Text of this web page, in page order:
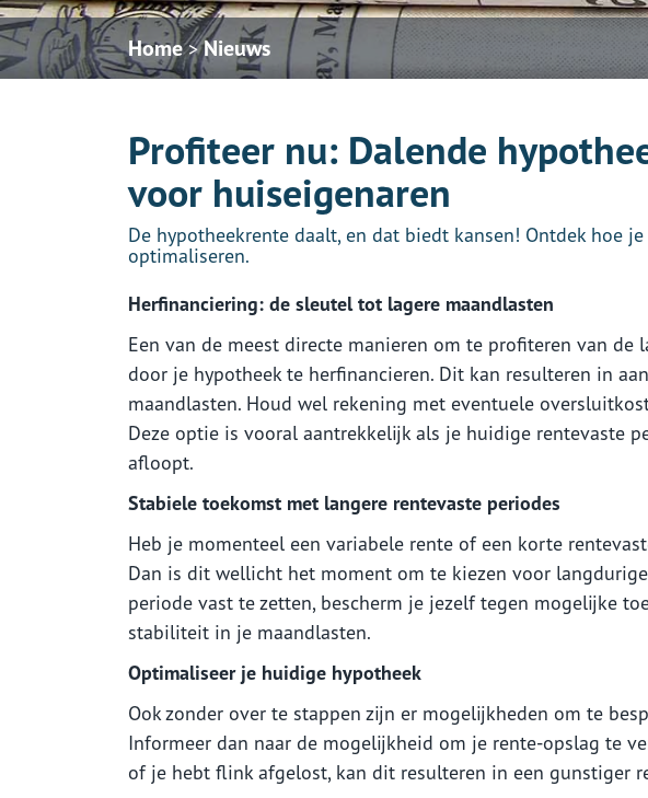
Home > Nieuws
Profiteer nu: Dalende
voor huiseigenaren
De hypotheekrente daalt, en dat biedt kansen! Ontdek hoe
optimaliseren.
Herfinanciering: de sleutel tot lagere maandlasten
Een van de meest directe manieren om te profiteren van de
door je hypotheek te herfinancieren. Dit kan resulteren in
maandlasten. Houd wel rekening met eventuele
Deze optie is vooral aantrekkelijk als je huidige rentevaste
afloopt.
Stabiele toekomst met langere rentevaste periodes
Heb je momenteel een variabele rente of een korte
Dan is dit wellicht het moment om te kiezen voor
periode vast te zetten, bescherm je jezelf tegen mogelijke
stabiliteit in je maandlasten.
Optimaliseer je huidige hypotheek
Ook zonder over te stappen zijn er mogelijkheden om te
Informeer dan naar de mogelijkheid om je rente-opslag te
of je hebt flink afgelost, kan dit resulteren in een gunstiger